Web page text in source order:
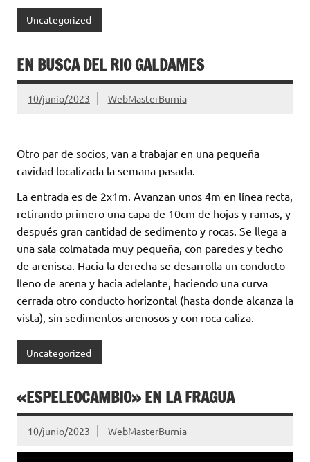
Uncategorized
EN BUSCA DEL RIO GALDAMES
10/junio/2023 WebMasterBurnia
Otro par de socios, van a trabajar en una pequeña
cavidad localizada la semana pasada.
La entrada es de 2x1m. Avanzan unos 4m en línea recta,
retirando primero una capa de 10cm de hojas y ramas, y
después gran cantidad de sedimento y rocas. Se llega a
una sala colmatada muy pequeña, con paredes y techo
de arenisca. Hacia la derecha se desarrolla un conducto
lleno de arena y hacia adelante, haciendo una curva
cerrada otro conducto horizontal (hasta donde alcanza la
vista), sin sedimentos arenosos y con roca caliza.
Uncategorized
«ESPELEOCAMBIO» EN LA FRAGUA
10/junio/2023 WebMasterBurnia